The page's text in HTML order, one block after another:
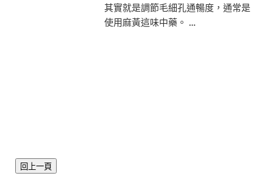
其實就是調節毛細孔通暢度，通常是
使用麻黃這味中藥。 …
回上一頁